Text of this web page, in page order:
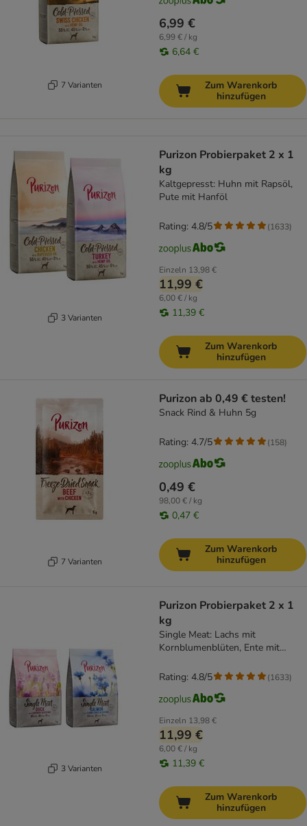
7 Varianten
6,99 €
6,99 € / kg
6,64 €
Zum Warenkorb
hinzufügen
3 Varianten
Purizon Probierpaket 2 x 1
kg
Kaltgepresst: Huhn mit Rapsöl,
Pute mit Hanföl
Einzeln 13,98 €
11,99 €
6,00 € / kg
11,39 €
Rating: 4.8/5 (1633)
Zum Warenkorb
hinzufügen
7 Varianten
Purizon ab 0,49 € testen!
Snack Rind & Huhn 5g
0,49 €
98,00 € / kg
0,47 €
Rating: 4.7/5 (158)
Zum Warenkorb
hinzufügen
3 Varianten
Purizon Probierpaket 2 x 1
kg
Single Meat: Lachs mit
Kornblumenblüten, Ente mit
Einzeln 13,98 €
11,99 €
6,00 € / kg
11,39 €
Rating: 4.8/5 (1633)
Zum Warenkorb
hinzufügen